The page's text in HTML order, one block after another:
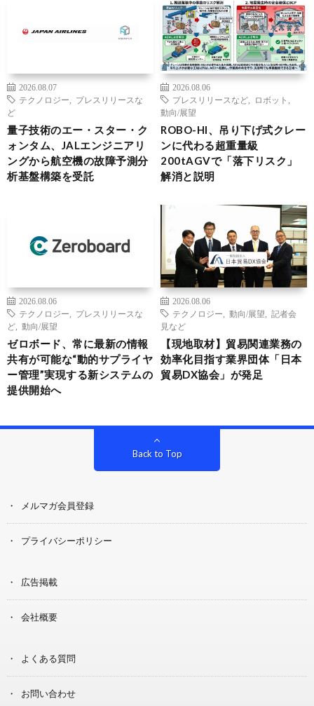
2026.08.07
テクノロジー
プレスリリースな
ど
量子技術のエー・スター・ク
ォンタム、JALエンジニアリ
ングから航空機の故障予測分
析基盤構築を受託
2026.08.06
プレスリリースなど
ロボット
動向/展望
ROBO-HI、吊り下げ式クレー
ンに代わる超重量級
200tAGVで「落下リスク」
解消と説明
2026.08.06
テクノロジー
プレスリリースな
ど
動向/展望
ゼロボード、常に最新の情報
共有が可能な“動的サプライヤ
ー管理”実現する新システムの
提供開始へ
2026.08.06
テクノロジー
動向/展望
記者会
見など
【現地取材】貿易関連業務の
効率化目指す業界団体「日本
貿易DX協会」が発足
Back to Top
メルマガ会員登録
プライバシーポリシー
広告掲載
会社概要
よくある質問
お問い合わせ